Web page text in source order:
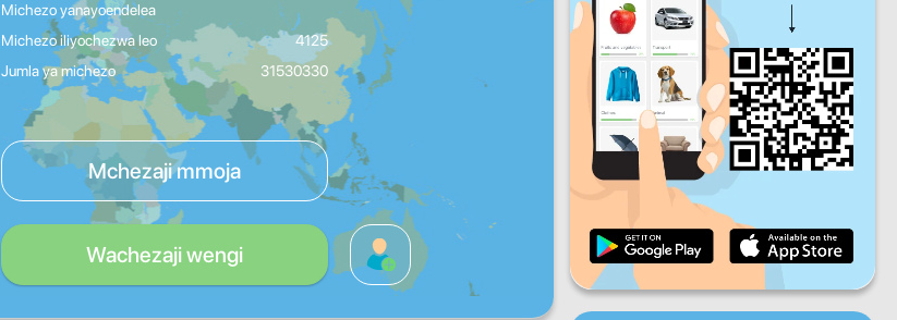
Michezo yanayoendelea
Michezo iliyochezwa leo
4125
Jumla ya michezo
31530330
Mchezaji mmoja
Wachezaji wengi
Jumamosi Jumapili
Maendeleo ya kila siku
Maendeleo ya kila mwezi
Maendeleo ya jumla